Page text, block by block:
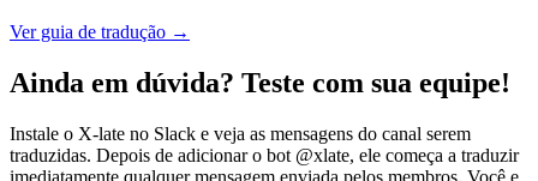
Ver guia de tradução →
Ainda em dúvida? Teste com sua equipe!
Instale o X-late no Slack e veja as mensagens do canal serem
traduzidas. Depois de adicionar o bot @xlate, ele começa a traduzir
imediatamente qualquer mensagem enviada pelos membros. Você e